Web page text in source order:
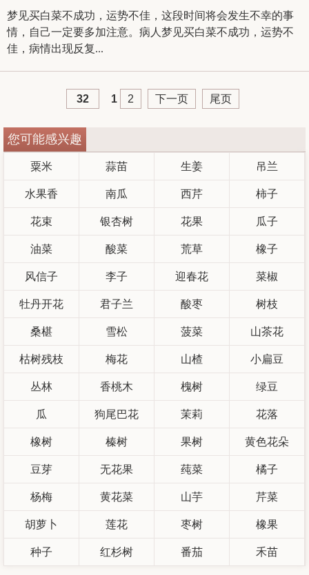
梦见买白菜不成功，运势不佳，这段时间将会发生不幸的事
情，自己一定要多加注意。病人梦见买白菜不成功，运势不
佳，病情出现反复...
32 1 2 下一页 尾页
您可能感兴趣
粟米 蒜苗 生姜 吊兰
水果香 南瓜 西芹 柿子
花束 银杏树 花果 瓜子
油菜 酸菜 荒草 橡子
风信子 李子 迎春花 菜椒
牡丹开花 君子兰 酸枣 树枝
桑椹 雪松 菠菜 山茶花
枯树残枝 梅花 山楂 小扁豆
丛林 香桃木 槐树 绿豆
瓜 狗尾巴花 茉莉 花落
橡树 榛树 果树 黄色花朵
豆芽 无花果 莼菜 橘子
杨梅 黄花菜 山芋 芹菜
胡萝卜 莲花 枣树 橡果
种子 红杉树 番茄 禾苗